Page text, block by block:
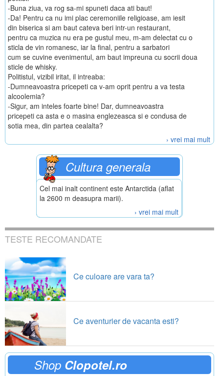
-Buna ziua, va rog sa-mi spuneti daca ati baut!
-Da! Pentru ca nu imi plac ceremoniile religioase, am iesit
din biserica si am baut cateva beri intr-un restaurant,
pentru ca muzica nu era pe gustul meu, m-am delectat cu o
sticla de vin romanesc, iar la final, pentru a sarbatori
cum se cuvine evenimentul, am baut impreuna cu socrii doua
sticle de whisky.
Politistul, vizibil iritat, il intreaba:
-Dumneavoastra pricepeti ca v-am oprit pentru a va testa
alcoolemia?
-Sigur, am inteles foarte bine! Dar, dumneavoastra
pricepeti ca asta e o masina englezeasca si e condusa de
sotia mea, din partea cealalta?
› vrei mai mult
Cultura generala
Cel mai inalt continent este Antarctida (aflat
la 2600 m deasupra marii).
› vrei mai mult
TESTE RECOMANDATE
Ce culoare are vara ta?
Ce aventurier de vacanta esti?
Shop Clopotel.ro